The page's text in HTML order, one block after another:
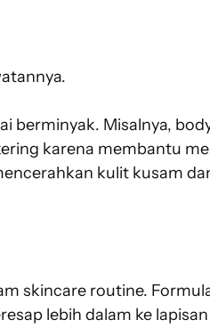
berminyak. Misalnya,
karena membantu
kulit kusam
skincare routine.
lebih dalam ke